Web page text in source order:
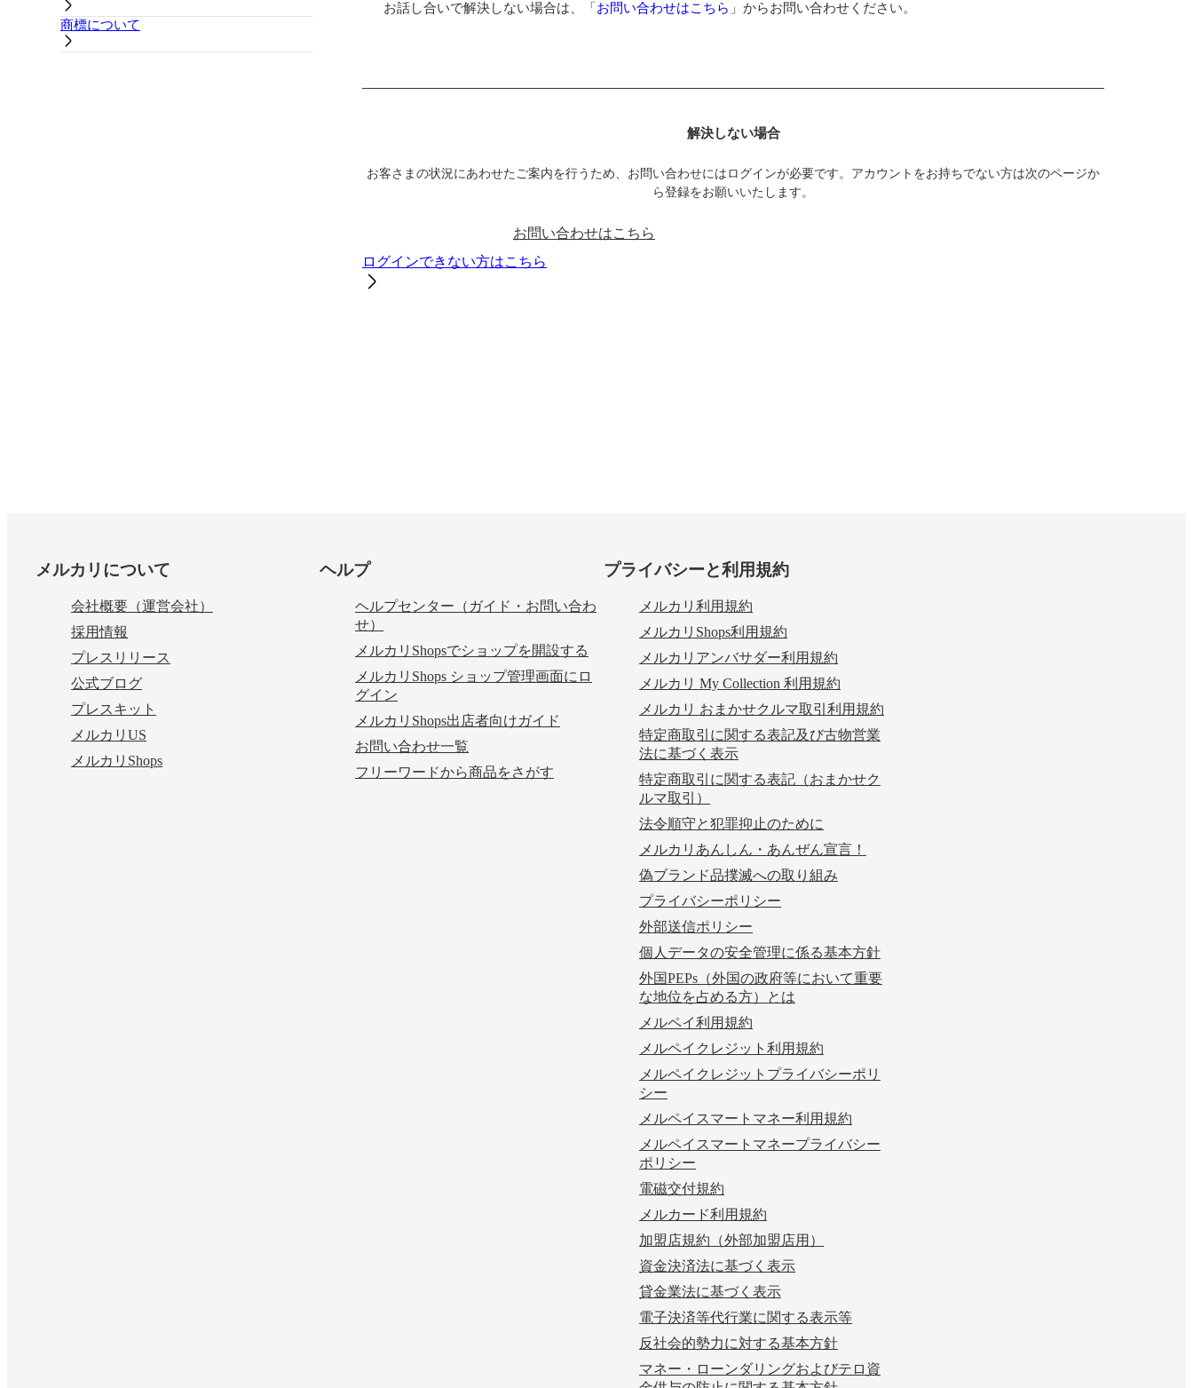
商標について
お話し合いで解決しない場合は、「 お問い合わせはこちら 」からお問い合わせください。
解決しない場合
お客さまの状況にあわせたご案内を行うため、お問い合わせにはログインが必要です。アカウントをお持ちでない方は次のページか
ら登録をお願いいたします。
お問い合わせはこちら
ログインできない方はこちら
メルカリについて
会社概要（運営会社）
採用情報
プレスリリース
公式ブログ
プレスキット
メルカリUS
メルカリShops
ヘルプ
ヘルプセンター（ガイド・お問い合わ
せ）
メルカリShopsでショップを開設する
メルカリShops ショップ管理画面にロ
グイン
メルカリShops出店者向けガイド
お問い合わせ一覧
フリーワードから商品をさがす
プライバシーと利用規約
メルカリ利用規約
メルカリShops利用規約
メルカリアンバサダー利用規約
メルカリ My Collection 利用規約
メルカリ おまかせクルマ取引利用規約
特定商取引に関する表記及び古物営業
法に基づく表示
特定商取引に関する表記（おまかせク
ルマ取引）
法令順守と犯罪抑止のために
メルカリあんしん・あんぜん宣言！
偽ブランド品撲滅への取り組み
プライバシーポリシー
外部送信ポリシー
個人データの安全管理に係る基本方針
外国PEPs（外国の政府等において重要
な地位を占める方）とは
メルペイ利用規約
メルペイクレジット利用規約
メルペイクレジットプライバシーポリ
シー
メルペイスマートマネー利用規約
メルペイスマートマネープライバシー
ポリシー
電磁交付規約
メルカード利用規約
加盟店規約（外部加盟店用）
資金決済法に基づく表示
貸金業法に基づく表示
電子決済等代行業に関する表示等
反社会的勢力に対する基本方針
マネー・ローンダリングおよびテロ資